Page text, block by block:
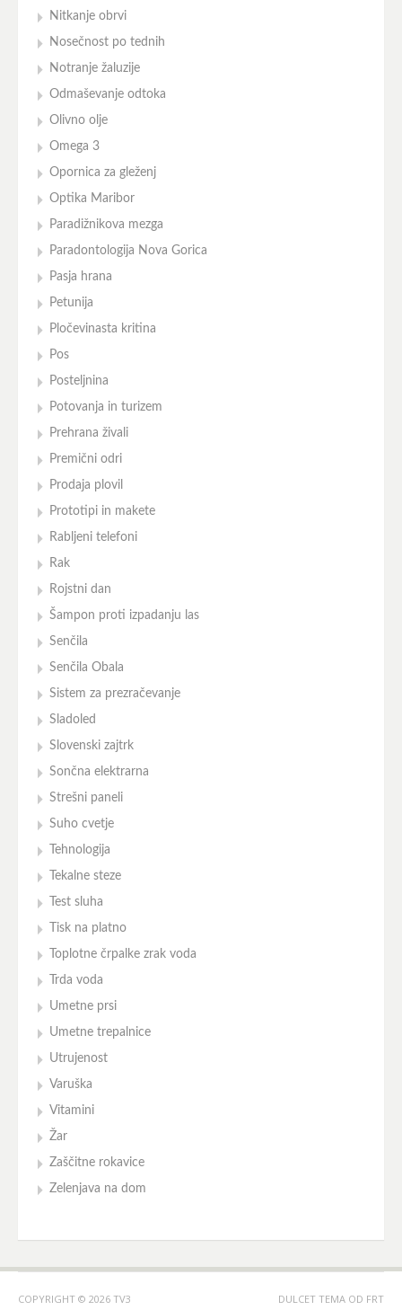
Nitkanje obrvi
Nosečnost po tednih
Notranje žaluzije
Odmaševanje odtoka
Olivno olje
Omega 3
Opornica za gleženj
Optika Maribor
Paradižnikova mezga
Paradontologija Nova Gorica
Pasja hrana
Petunija
Pločevinasta kritina
Pos
Posteljnina
Potovanja in turizem
Prehrana živali
Premični odri
Prodaja plovil
Prototipi in makete
Rabljeni telefoni
Rak
Rojstni dan
Šampon proti izpadanju las
Senčila
Senčila Obala
Sistem za prezračevanje
Sladoled
Slovenski zajtrk
Sončna elektrarna
Strešni paneli
Suho cvetje
Tehnologija
Tekalne steze
Test sluha
Tisk na platno
Toplotne črpalke zrak voda
Trda voda
Umetne prsi
Umetne trepalnice
Utrujenost
Varuška
Vitamini
Žar
Zaščitne rokavice
Zelenjava na dom
COPYRIGHT © 2026 TV3 DULCET TEMA OD FRT